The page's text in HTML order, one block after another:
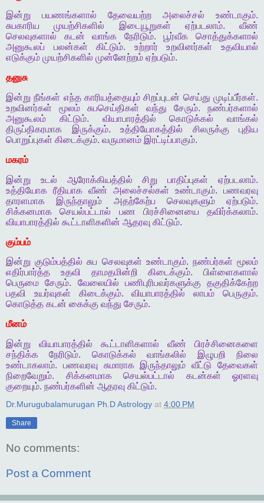
இன்று
பயணங்களால் தேவையற்ற அலைச்சல் உண்டாகும்.
சுபகாரிய
முயற்சிகளில் இடையூறுகள் ஏற்படலாம். வீண்
செலவுகளால்
கடன் வாங்க நேரிடும்.பூர்வீக
சொத்துக்களால்
அனுகூலப்
பலன்கள் கிட்டும். உற்றார் உறவினர்கள்
உதவியால்
எடுக்கும் முயற்சிகளில் முன்னேற்றம் ஏற்படும்.
தனுசு
இன்று நீங்கள் எந்த காரியத்தையும் சிறப்புடன் செய்து முடிப்பீர்கள்.
உறவினர்கள்
மூலம் சுபசெய்திகள் வந்து சேரும். நண்பர்களால்
அனுகூலம்
கிட்டும். வியாபாரத்தில் கொடுக்கல்
வாங்கல்
திருப்திகரமாக
இருக்கும். உத்தியோகத்தில் சிலருக்கு
புதிய
பொறுப்புகள் கிடைக்கும். வருமானம் இரட்டிப்பாகும்.
மகரம்
இன்று
உடல் ஆரோக்கியத்தில் சிறு பாதிப்புகள் ஏற்படலாம்.
உத்தியோக ரீதியாக வீண் அலைச்சல்கள் உண்டாகும். பணவரவு
தாரளமாக
இருந்தாலும் அதற்கேற்ப செலவுகளும் ஏற்படும்.
சிக்கனமாக
செயல்பட்டால் பண பிரச்சினையை தவிர்க்கலாம்.
வியாபாரத்தில் கூட்டாளிகளின் ஆதரவு கிட்டும்.
கும்பம்
இன்று குடும்பத்தில் சுப செலவுகள் உண்டாகும். நண்பர்கள் மூலம்
எதிர்பார்த்த
உதவி தாமதமின்றி கிடைக்கும். பிள்ளைகளால்
பெருமை
சேரும். வேலையில் பணிபுரிபவர்களுக்கு
தகுதிக்கேற்ற
பதவி
உயர்வுகள் கிடைக்கும்.வியாபாரத்தில் லாபம் பெருகும்.
கொடுத்த கடன் கைக்கு வந்து சேரும்.
மீனம்
இன்று
வியாபாரத்தில் கூட்டாளிகளால் வீண்
பிரச்சினைகளை
சந்திக்க
நேரிடும். கொடுக்கல் வாங்கலில் இழுபறி
நிலை
உண்டாகலாம். பணவரவு சுமாராக இருந்தாலும் வீட்டு
தேவைகள்
நிறைவேறும். சிக்கனமாக செயல்பட்டால் கடன்கள்
ஓரளவு
குறையும். நண்பர்களின் ஆதரவு கிட்டும்.
Dr.Murugubalamurugan Ph.D Astrology at 4:00 PM
Share
No comments:
Post a Comment